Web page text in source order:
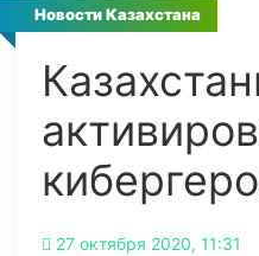
Новости Казахстана
27 октября 2020, 11:31